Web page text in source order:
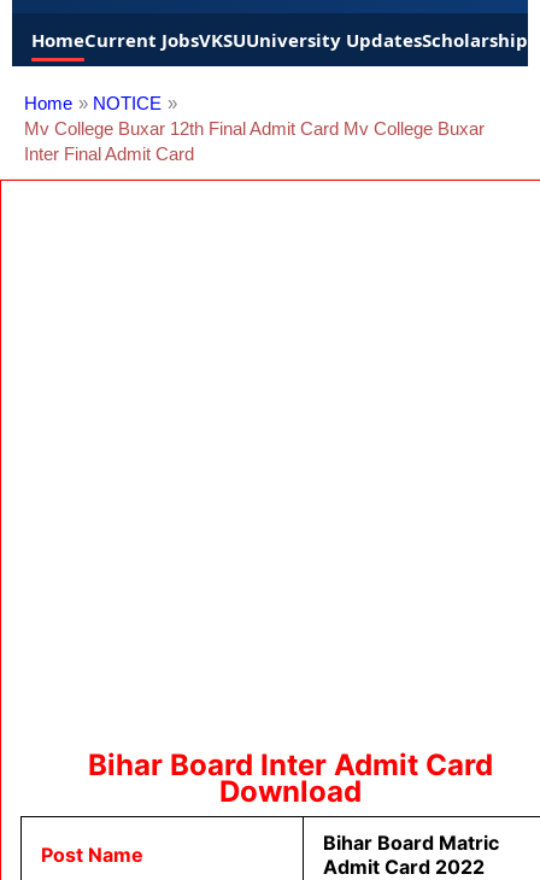
HomeCurrent JobsVKSUUniversity UpdatesScholarships
Home
NOTICE
Mv College Buxar 12th Final Admit Card Mv College Buxar
Inter Final Admit Card
Bihar Board Inter Admit Card
Download
Post Name
Bihar Board Matric
Admit Card 2022